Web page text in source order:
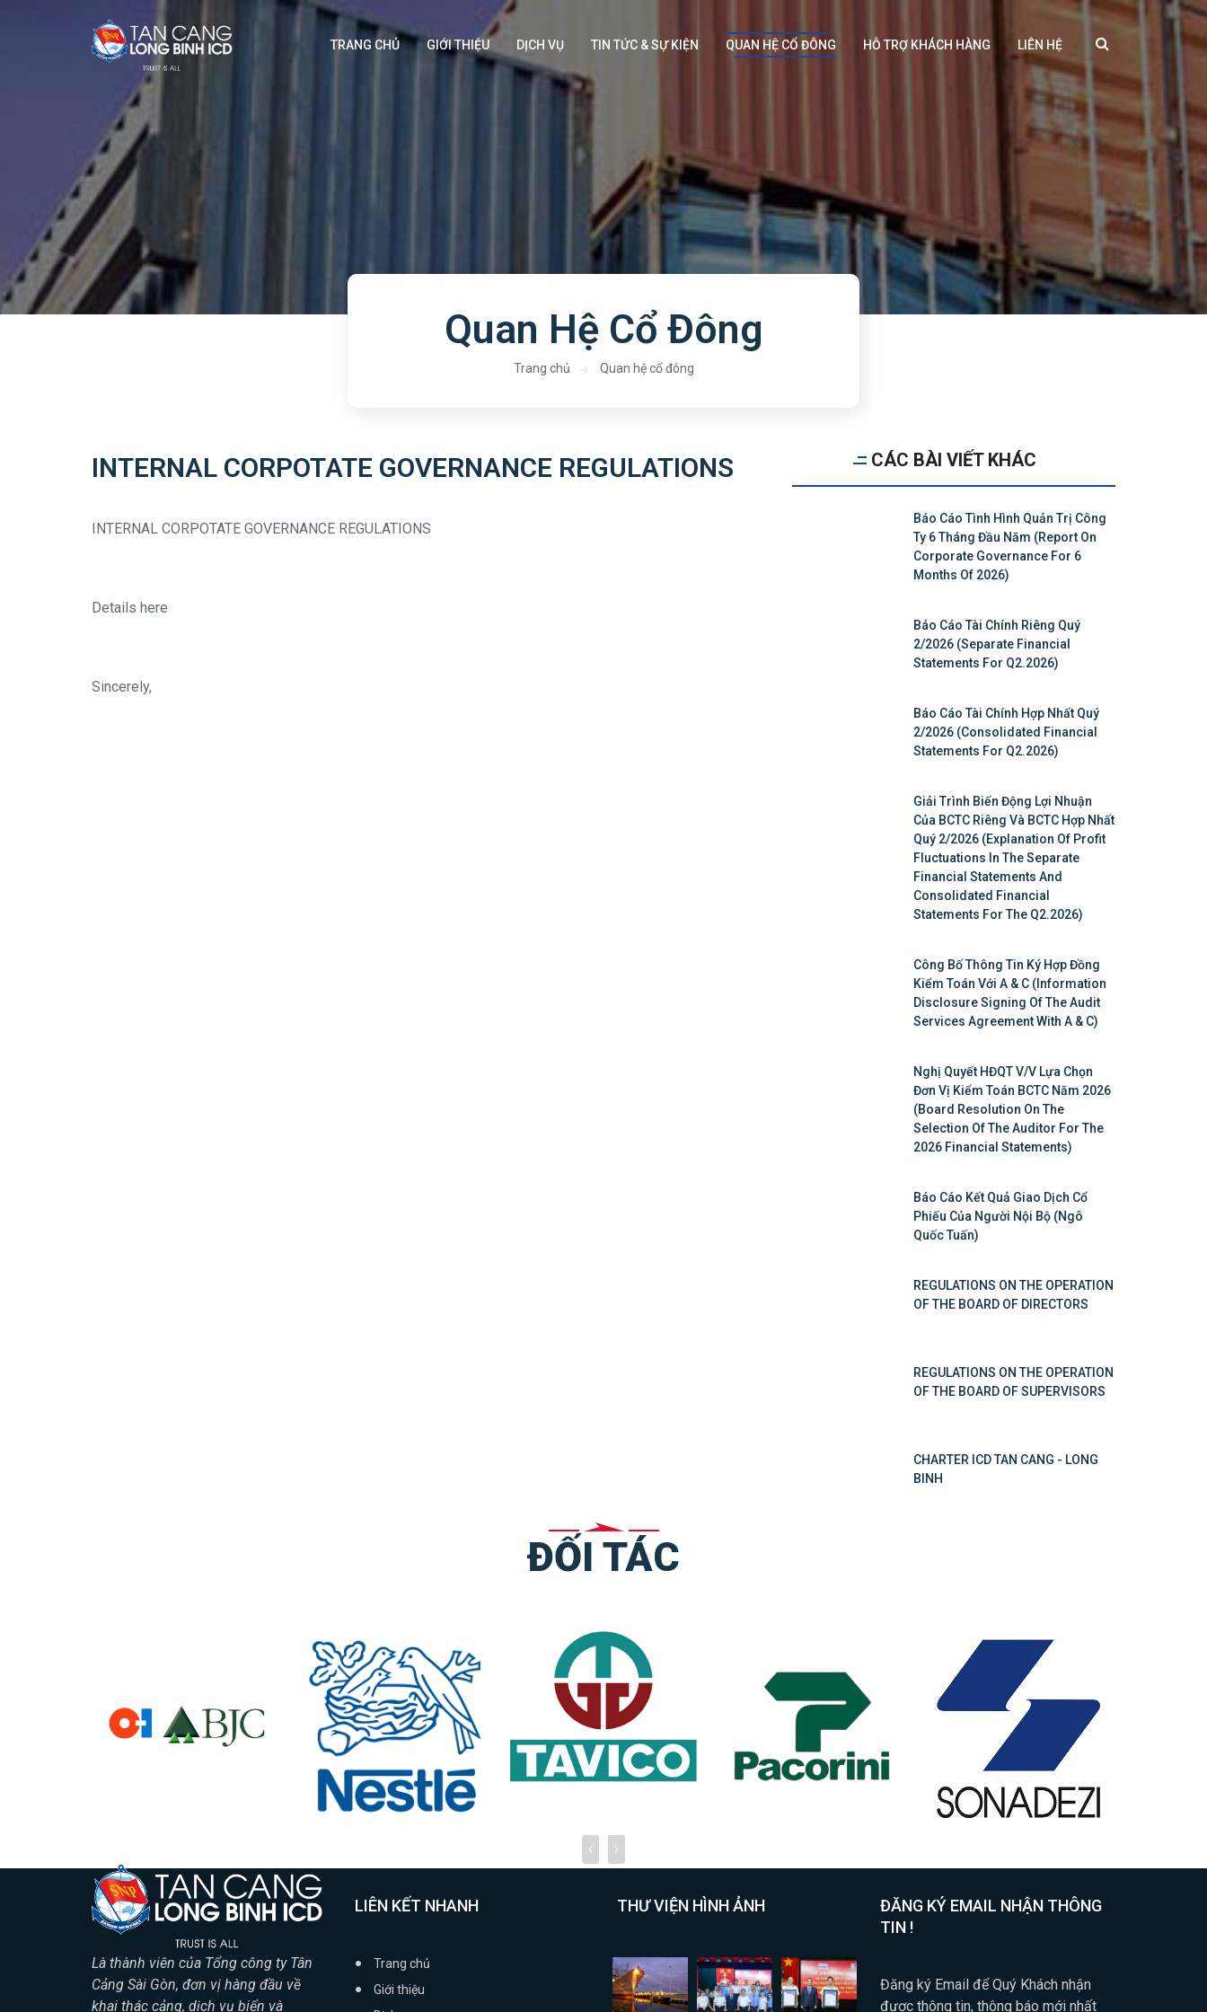
TRANG CHỦ GIỚI THIỆU DỊCH VỤ TIN TỨC & SỰ KIỆN QUAN HỆ CỔ ĐÔNG HỖ TRỢ KHÁCH HÀNG LIÊN HỆ
Quan Hệ Cổ Đông
Trang chủ Quan hệ cổ đông
INTERNAL CORPOTATE GOVERNANCE REGULATIONS
INTERNAL CORPOTATE GOVERNANCE REGULATIONS
Details here
Sincerely,
CÁC BÀI VIẾT KHÁC
Báo Cáo Tình Hình Quản Trị Công
Ty 6 Tháng Đầu Năm (Report On
Corporate Governance For 6
Months Of 2026)
Báo Cáo Tài Chính Riêng Quý
2/2026 (Separate Financial
Statements For Q2.2026)
Báo Cáo Tài Chính Hợp Nhất Quý
2/2026 (Consolidated Financial
Statements For Q2.2026)
Giải Trình Biến Động Lợi Nhuận
Của BCTC Riêng Và BCTC Hợp Nhất
Quý 2/2026 (Explanation Of Profit
Fluctuations In The Separate
Financial Statements And
Consolidated Financial
Statements For The Q2.2026)
Công Bố Thông Tin Ký Hợp Đồng
Kiểm Toán Với A & C (Information
Disclosure Signing Of The Audit
Services Agreement With A & C)
Nghị Quyết HĐQT V/v Lựa Chọn
Đơn Vị Kiểm Toán BCTC Năm 2026
(Board Resolution On The
Selection Of The Auditor For The
2026 Financial Statements)
Báo Cáo Kết Quả Giao Dịch Cổ
Phiếu Của Người Nội Bộ (Ngô
Quốc Tuấn)
REGULATIONS ON THE OPERATION
OF THE BOARD OF DIRECTORS
REGULATIONS ON THE OPERATION
OF THE BOARD OF SUPERVISORS
CHARTER ICD TAN CANG - LONG
BINH
ĐỐI TÁC
Là thành viên của Tổng công ty Tân
Cảng Sài Gòn, đơn vị hàng đầu về
khai thác cảng, dịch vụ biển và
LIÊN KẾT NHANH
Trang chủ
Giới thiệu
THƯ VIỆN HÌNH ẢNH
ĐĂNG KÝ EMAIL NHẬN THÔNG
TIN !
Đăng ký Email để Quý Khách nhận
được thông tin, thông báo mới nhất